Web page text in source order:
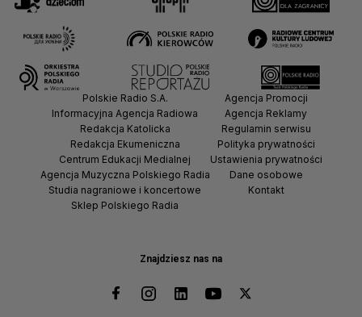
Znajdziesz nas na
Polskie Radio S.A.
Informacyjna Agencja Radiowa
Redakcja Katolicka
Redakcja Ekumeniczna
Centrum Edukacji Medialnej
Agencja Muzyczna Polskiego Radia
Studia nagraniowe i koncertowe
Sklep Polskiego Radia
Agencja Promocji
Agencja Reklamy
Regulamin serwisu
Polityka prywatności
Ustawienia prywatności
Dane osobowe
Kontakt